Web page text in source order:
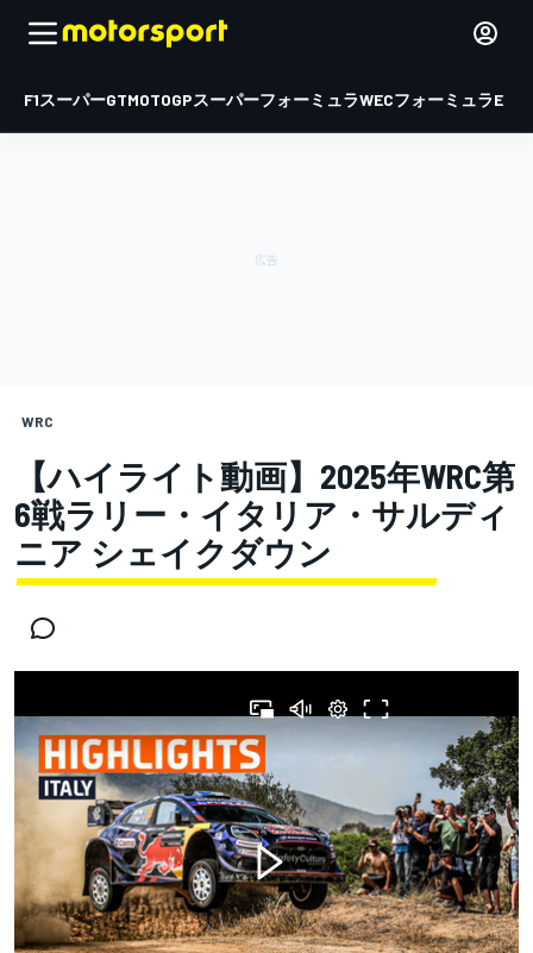
F1スーパーGTMOTOGPスーパーフォーミュラWECフォーミュラE
WRC
【ハイライト動画】2025年WRC第
6戦ラリー・イタリア・サルディ
ニア シェイクダウン